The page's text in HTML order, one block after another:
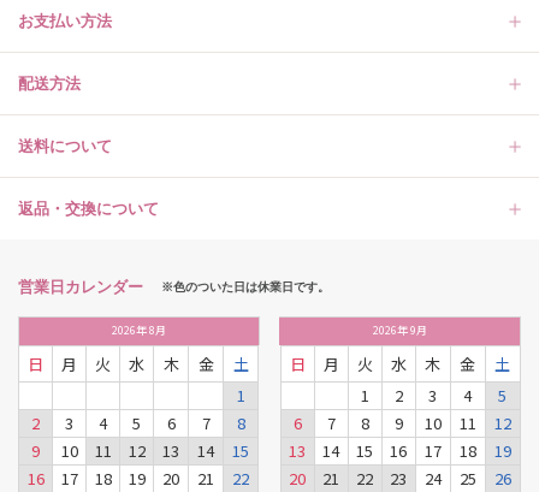
お支払い方法
配送方法
送料について
返品・交換について
営業日カレンダー ※色のついた日は休業日です。
2026年8月
日 月 火 水 木 金
土
1
2
3 4 5 6 7
8
9
10 11 12 13 14
15
16
17 18 19 20 21 22
2026年9月
日 月 火 水 木 金
土
1
2 3 4
5
6
7 8 9 10 11
12
13
14 15 16 17 18
19
20
21 22 23 24 25 26